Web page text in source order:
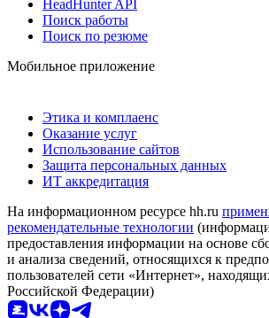
HeadHunter API
Поиск работы
Поиск по резюме
Мобильное приложение
Этика и комплаенс
Оказание услуг
Использование сайтов
Защита персональных данных
ИТ аккредитация
На информационном ресурсе hh.ru
рекомендательные технологии
предоставления информации на основе
и анализа сведений, относящихся к
пользователей сети «Интернет»,
Российской Федерации)